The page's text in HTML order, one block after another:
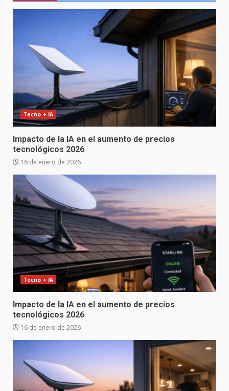
Tecno + IA
Impacto de la IA en el aumento de precios
tecnológicos 2026
16 de enero de 2026
Tecno + IA
Impacto de la IA en el aumento de precios
tecnológicos 2026
16 de enero de 2026